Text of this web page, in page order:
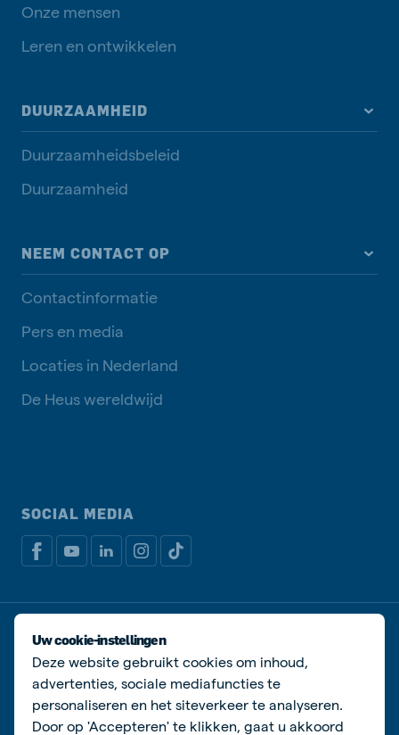
Onze mensen
Leren en ontwikkelen
DUURZAAMHEID
Duurzaamheidsbeleid
Duurzaamheid
NEEM CONTACT OP
Contactinformatie
Pers en media
Locaties in Nederland
De Heus wereldwijd
SOCIAL MEDIA
Privacy disclaimerCookiebeleid
Algemene voorwaarden
© De Heus Voeders
Uw cookie-instellingen
Deze website gebruikt cookies om inhoud,
advertenties, sociale mediafuncties te
personaliseren en het siteverkeer te analyseren.
Door op 'Accepteren' te klikken, gaat u akkoord